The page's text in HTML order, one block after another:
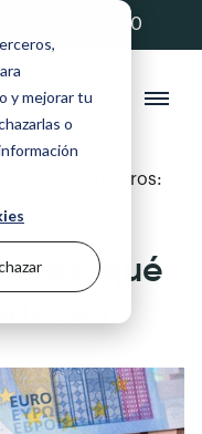
y mejorar tu
o
código ANFIX20
gastos financieros:
qué